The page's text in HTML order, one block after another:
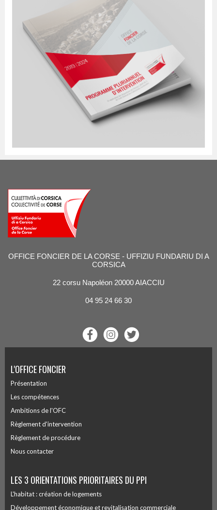
OFFICE FONCIER DE LA CORSE - UFFIZIU FUNDARIU DI A
CORSICA
22 corsu Napoléon 20000 AIACCIU
04 95 24 66 30
L'OFFICE FONCIER
Présentation
Les compétences
Ambitions de l'OFC
Règlement d'intervention
Règlement de procédure
Nous contacter
LES 3 ORIENTATIONS PRIORITAIRES DU PPI
L'habitat : création de logements
Développement économique et revitalisation commerciale